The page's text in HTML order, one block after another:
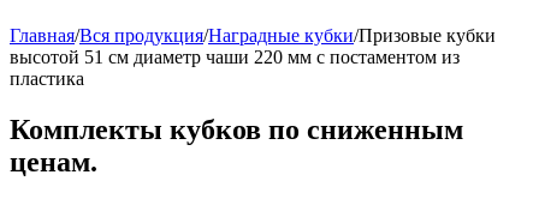
Главная/Вся продукция/Наградные кубки/Призовые кубки
высотой 51 см диаметр чаши 220 мм с постаментом из
пластика
Комплекты кубков по сниженным
ценам.